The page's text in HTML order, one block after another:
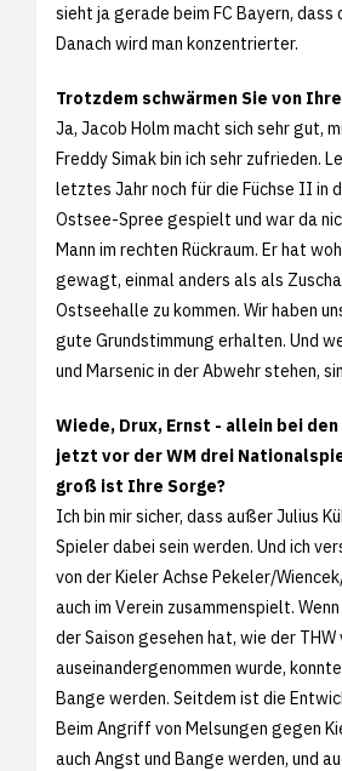
sieht ja gerade beim FC Bayern, dass
Danach wird man konzentrierter.
Trotzdem schwärmen Sie von
Ja, Jacob Holm macht sich sehr gut,
Freddy Simak bin ich sehr zufrieden.
letztes Jahr noch für die Füchse II in
Ostsee-Spree gespielt und war da
Mann im rechten Rückraum. Er hat
gewagt, einmal anders als als
Ostseehalle zu kommen. Wir haben
gute Grundstimmung erhalten. Und
und Marsenic in der Abwehr stehen,
Wiede, Drux, Ernst - allein bei
jetzt vor der WM drei
groß ist Ihre Sorge?
Ich bin mir sicher, dass außer Julius
Spieler dabei sein werden. Und ich
von der Kieler Achse Pekeler/
auch im Verein zusammenspielt.
der Saison gesehen hat, wie der THW
auseinandergenommen wurde,
Bange werden. Seitdem ist die
Beim Angriff von Melsungen gegen
auch Angst und Bange werden, und